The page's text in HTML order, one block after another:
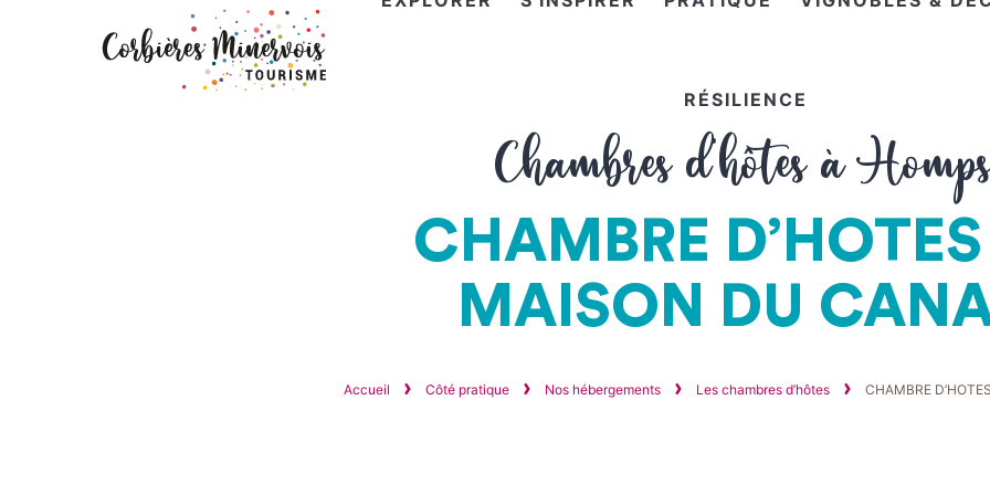
RÉSILIENCE
Chambres d'hôtes à Homps
CHAMBRE
MAISON DU
Accueil Côté pratique Nos hébergements Les chambres d’hôtes CHAMBRE